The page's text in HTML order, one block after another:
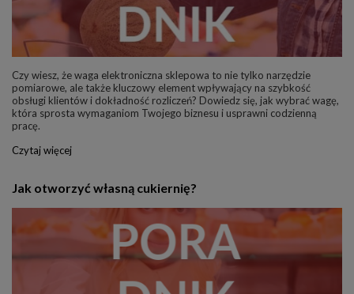
Czy wiesz, że waga elektroniczna sklepowa to nie tylko narzędzie
pomiarowe, ale także kluczowy element wpływający na szybkość
obsługi klientów i dokładność rozliczeń? Dowiedz się, jak wybrać wagę,
która sprosta wymaganiom Twojego biznesu i usprawni codzienną
pracę.
Czytaj więcej
Jak otworzyć własną cukiernię?